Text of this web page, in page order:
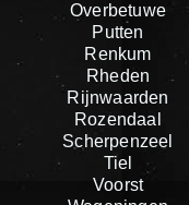
Overbetuwe
Putten
Renkum
Rheden
Rijnwaarden
Rozendaal
Scherpenzeel
Tiel
Voorst